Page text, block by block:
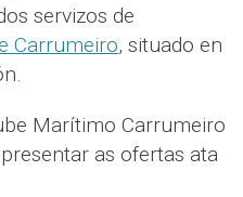
servizos de
Carrumeiro, situado en
Marítimo Carrumeiro
as ofertas ata